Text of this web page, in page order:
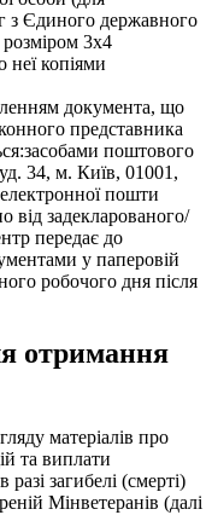
з Єдиного державного
розміром 3х4
неї копіями
документа, що
представника
поштового
34, м. Київ, 01001,
пошти
від задекларованого/
передає до
у паперовій
робочого дня після
отримання
матеріалів про
та виплати
загибелі (смерті)
Мінветеранів (далі